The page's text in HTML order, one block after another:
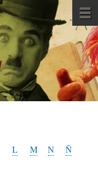
L M N
Ñ